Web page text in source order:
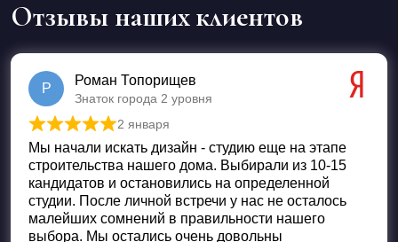
Отзывы наших клиентов
Р
Роман Топорищев
Знаток города 2 уровня
Оценка 5из 5
2 января
Мы начали искать дизайн - студию еще на этапе
строительства нашего дома. Выбирали из 10-15
кандидатов и остановились на определенной
студии. После личной встречи у нас не осталось
малейших сомнений в правильности нашего
выбора. Мы остались очень довольны